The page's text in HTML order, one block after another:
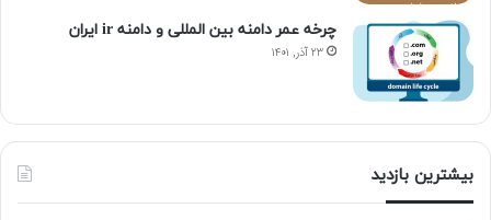
چرخه عمر دامنه بین المللی و دامنه ir ایران
۲۳ آذر, ۱۴۰۱
بیشترین بازدید